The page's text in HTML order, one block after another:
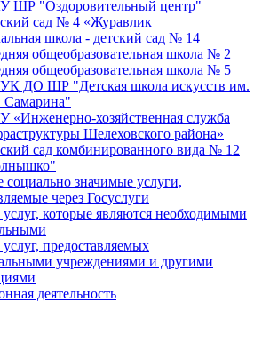
ШР "Оздоровительный центр"
сад № 4 «Журавлик
школа - детский сад № 14
общеобразовательная школа № 2
общеобразовательная школа № 5
ДО ШР "Детская школа искусств им.
Самарина"
«Инженерно-хозяйственная служба
Шелеховского района»
сад комбинированного вида № 12
социально значимые услуги,
через Госуслуги
которые являются необходимыми
предоставляемых
учреждениями и другими
деятельность